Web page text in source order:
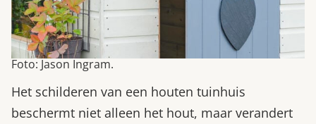
Foto: Jason Ingram.
Het schilderen van een houten tuinhuis
beschermt niet alleen het hout, maar verandert